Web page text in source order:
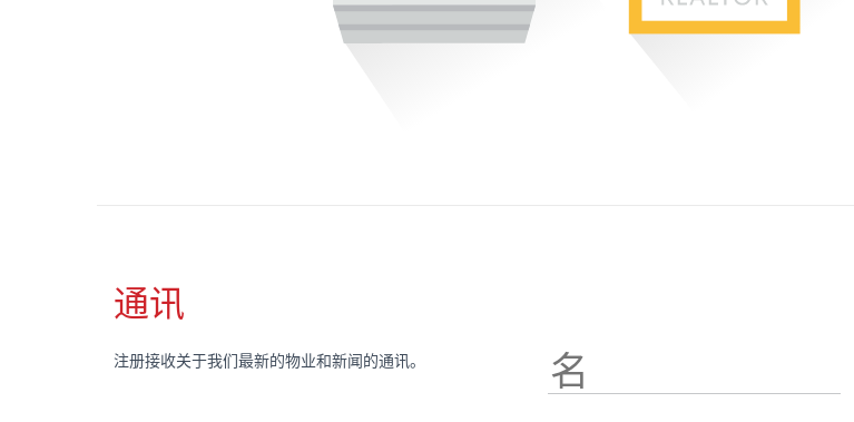
通讯
注册接收关于我们最新的物业和新闻的通讯。